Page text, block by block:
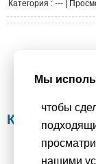
Категория : --- |
Мы
чтобы
нашими